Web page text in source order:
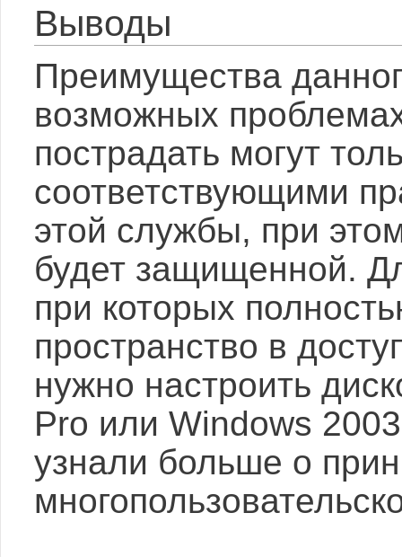
Выводы
Преимущества
возможных
пострадать могут
соответствующими
этой службы, при
будет защищенной.
при которых
пространство в
нужно настроить
Pro или Windows
узнали больше о